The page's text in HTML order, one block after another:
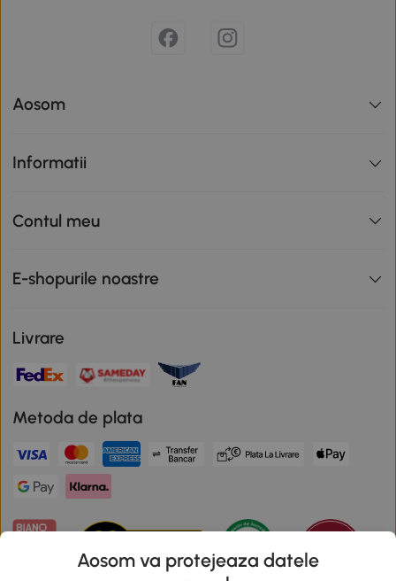
Aosom
Informatii
Contul meu
E-shopurile noastre
Livrare
Metoda de plata
Aosom va protejeaza datele